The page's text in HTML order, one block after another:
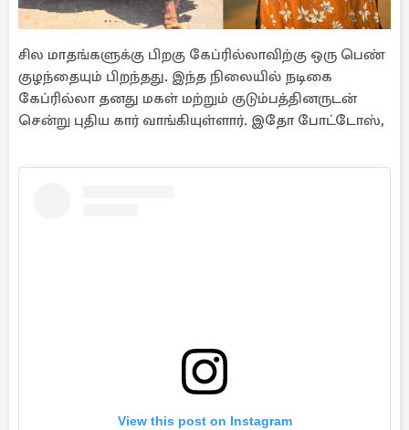
சில மாதங்களுக்கு பிறகு கேப்ரில்லாவிற்கு ஒரு பெண்
குழந்தையும் பிறந்தது. இந்த நிலையில் நடிகை
கேப்ரில்லா தனது மகள் மற்றும் குடும்பத்தினருடன்
சென்று புதிய கார் வாங்கியுள்ளார். இதோ போட்டோஸ்,
View this post on Instagram